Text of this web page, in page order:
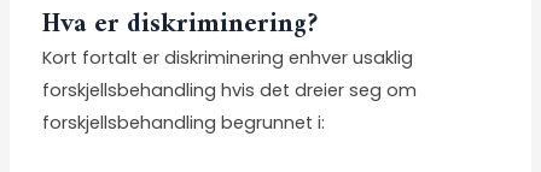
Hva er diskriminering?
Kort fortalt er diskriminering enhver usaklig
forskjellsbehandling hvis det dreier seg om
forskjellsbehandling begrunnet i: